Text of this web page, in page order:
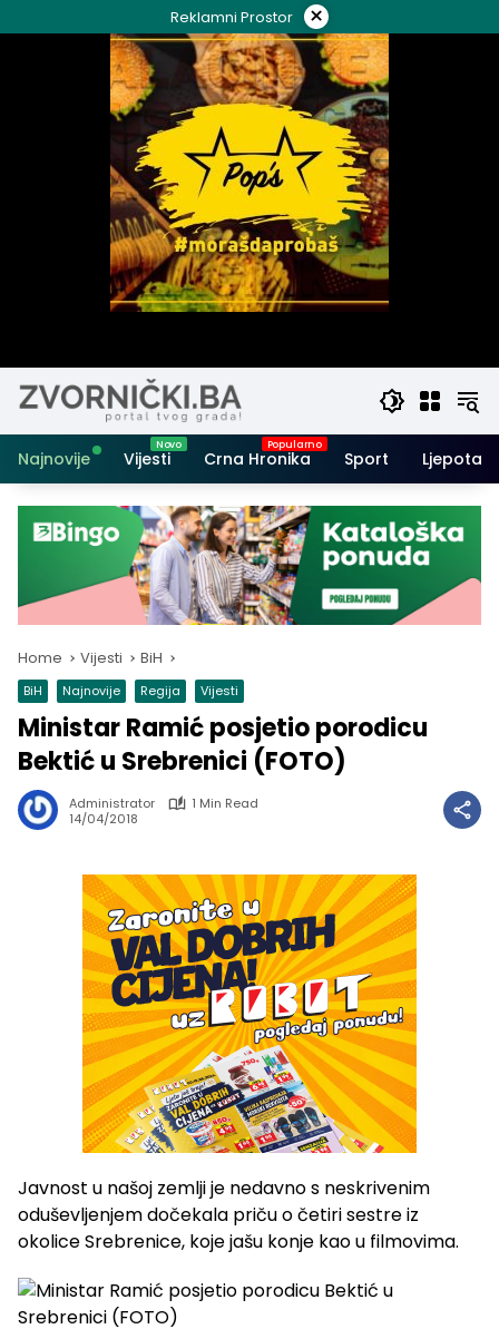
to
Reklamni Prostor ×
Najnovije Vijesti Crna Hronika Sport Ljepota i
Home Vijesti BiH
BiH Najnovije Regija Vijesti
Ministar Ramić posjetio porodicu
Bektić u Srebrenici (FOTO)
Administrator
1 Min Read
14/04/2018
Javnost u našoj zemlji je nedavno s neskrivenim
oduševljenjem dočekala priču o četiri sestre iz
okolice Srebrenice, koje jašu konje kao u filmovima.